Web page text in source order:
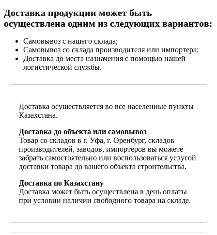
Доставка продукции может быть
осуществлена одним из следующих вариантов:
Самовывоз с нашего склада;
Самовывоз со склада производителя или импортера;
Доставка до места назначения с помощью нашей
логистической службы.
Доставка осуществляется во все населенные пункты
Казахстана.
Доставка до объекта или самовывоз
Товар со складов в г. Уфа, г. Оренбург, складов
производителей, заводов, импортеров вы можете
забрать самостоятельно или воспользоваться услугой
доставки товара до вашего объекта строительства.
Доставка по Казахстану
Доставка может быть осуществлена в день оплаты
при условии наличии свободного товара на складе.